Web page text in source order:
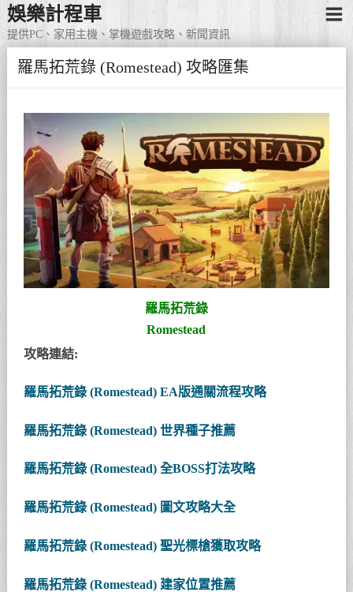
娛樂計程車
提供PC、家用主機、掌機遊戲攻略、新聞資訊
羅馬拓荒錄 (Romestead) 攻略匯集
羅馬拓荒錄
Romestead
攻略連結:
羅馬拓荒錄 (Romestead) EA版通關流程攻略
羅馬拓荒錄 (Romestead) 世界種子推薦
羅馬拓荒錄 (Romestead) 全BOSS打法攻略
羅馬拓荒錄 (Romestead) 圖文攻略大全
羅馬拓荒錄 (Romestead) 聖光標槍獲取攻略
羅馬拓荒錄 (Romestead) 建家位置推薦